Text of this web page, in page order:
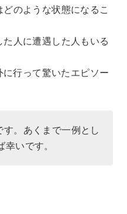
u
e
のような状態になるこ
人に遭遇した人もいる
行って驚いたエピソー
。あくまで一例とし
いです。